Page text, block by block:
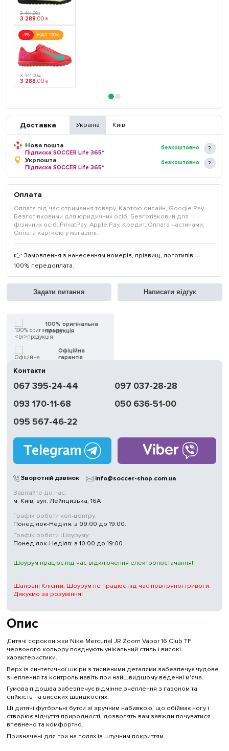
3 441.00 ₴
3 288.00 ₴
ОРИГІНАЛ 100%
-4%
3 441.00 ₴
3 288.00 ₴
Доставка Україна Київ
Нова пошта
Підписка SOCCER Life 365*
безкоштовно
Укрпошта
Підписка SOCCER Life 365*
безкоштовно
Оплата
Оплата під час отримання товару, Картою онлайн, Google Pay,
Безготівковими для юридичних осіб, Безготівковий для
фізичних осіб, PrivatPay, Apple Pay, Кредит, Оплата частинами,
Оплата карткою у магазині.
👉 Замовлення з нанесенням номерів, прізвищ, логотипів —
100% передоплата.
Задати питання Написати відгук
100% оригінальна
продукція
Офіційна
гарантія
доставка
Обмін | Повернення
без вихідних
у Києві
Опис
Дитячі сороконіжки Nike Mercurial JR Zoom Vapor 16 Club TF
червоного кольору поєднують унікальний стиль і високі
характеристики.
Верх із синтетичної шкіри з тисненими деталями забезпечує чудове
зчеплення та контроль навіть при найшвидшому веденні м'яча.
Гумова підошва забезпечує відмінне зчеплення з газоном та
стійкість на високих швидкостях.
Ці дитячі футбольні бутси зі зручним набивкою, що обіймає ногу і
створює відчуття природності, дозволять вам завжди почуватися
впевнено та комфортно.
Призначені для гри на полях із штучним покриттям.
Контакти
067 395-24-44
097 037-28-28
093 170-11-68
050 636-51-00
095 567-46-22
Зворотній дзвінок
info@soccer-shop.com.ua
Завітайте до нас:
м. Київ, вул. Лейпцизька, 16А
Графік роботи кол-центру:
Понеділок-Неділя: з 09:00 до 19:00.
Графік роботи Шоуруму:
Понеділок-Неділя: з 10:00 до 19:00.
Шоурум працює під час відключення електропостачання!
Шановні Клієнти, Шоурум не працює під час повітряної тривоги.
Дякуємо за розуміння!